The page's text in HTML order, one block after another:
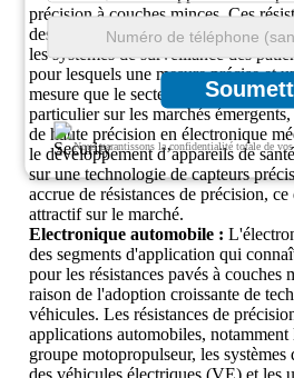
Nous garantissons la confidentialité totale de
précision à couches minces. Ces
des dispositifs médicaux tels que les
les systèmes de surveillance des
pour lesquels une mesure précise et
mesure que le secteur de la santé
particulier sur les marchés
de haute précision en électronique
le développement d’appareils de
sur une technologie de capteurs
accrue de résistances de précision,
attractif sur le marché.
Electronique automobile :
des segments d'application qui
pour les résistances pavés à couches
raison de l'adoption croissante de
véhicules. Les résistances de
applications automobiles, notamment
groupe motopropulseur, les